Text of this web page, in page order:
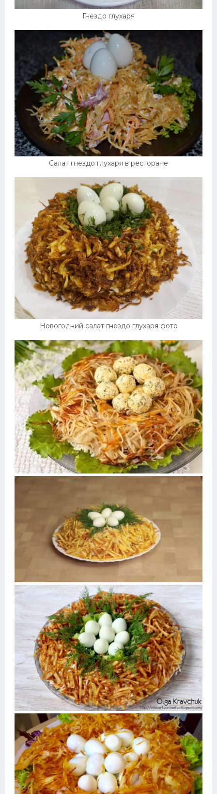
Гнездо глухаря
Салат гнездо глухаря в ресторане
Новогодний салат гнездо глухаря фото